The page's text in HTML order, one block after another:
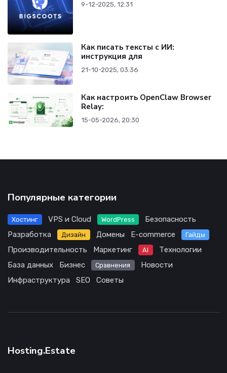
9-12-2025, 12:31
Как писать тексты с ИИ:
инструкция для
21-10-2025, 03:36
Как настроить OpenClaw Browser
Relay:
15-05-2026, 20:30
Популярные категории
Хостинг VPS и Cloud WordPress
Безопасность
Разработка
Дизайн Домены E-commerce Гайды
Производительность Маркетинг AI
Технологии
База данных
Бизнес Сравнения
Новости
Инфраструктура
SEO Советы
Hosting.Estate